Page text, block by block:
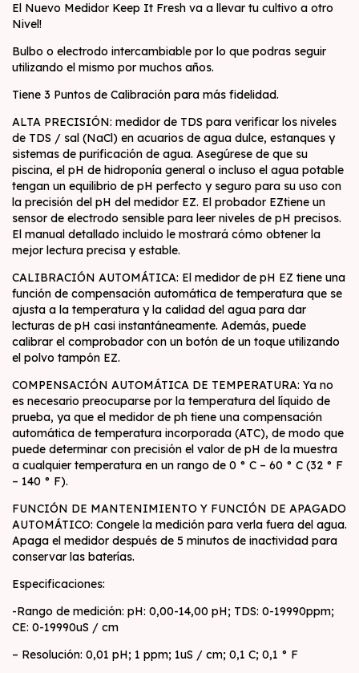
El Nuevo Medidor Keep It Fresh va a llevar tu cultivo a otro
Nivel!
Bulbo o electrodo intercambiable por lo que podras seguir
utilizando el mismo por muchos años.
Tiene 3 Puntos de Calibración para más fidelidad.
ALTA PRECISIÓN: medidor de TDS para verificar los niveles
de TDS / sal (NaCl) en acuarios de agua dulce, estanques y
sistemas de purificación de agua. Asegúrese de que su
piscina, el pH de hidroponía general o incluso el agua potable
tengan un equilibrio de pH perfecto y seguro para su uso con
la precisión del pH del medidor EZ. El probador EZtiene un
sensor de electrodo sensible para leer niveles de pH precisos.
El manual detallado incluido le mostrará cómo obtener la
mejor lectura precisa y estable.
CALIBRACIÓN AUTOMÁTICA: El medidor de pH EZ tiene una
función de compensación automática de temperatura que se
ajusta a la temperatura y la calidad del agua para dar
lecturas de pH casi instantáneamente. Además, puede
calibrar el comprobador con un botón de un toque utilizando
el polvo tampón EZ.
COMPENSACIÓN AUTOMÁTICA DE TEMPERATURA: Ya no
es necesario preocuparse por la temperatura del líquido de
prueba, ya que el medidor de ph tiene una compensación
automática de temperatura incorporada (ATC), de modo que
puede determinar con precisión el valor de pH de la muestra
a cualquier temperatura en un rango de 0 ° C – 60 ° C (32 ° F
– 140 ° F).
FUNCIÓN DE MANTENIMIENTO Y FUNCIÓN DE APAGADO
AUTOMÁTICO: Congele la medición para verla fuera del agua.
Apaga el medidor después de 5 minutos de inactividad para
conservar las baterías.
Especificaciones:
-Rango de medición: pH: 0,00-14,00 pH; TDS: 0-19990ppm;
CE: 0-19990uS / cm
– Resolución: 0,01 pH; 1 ppm; 1uS / cm; 0,1 C; 0,1 ° F